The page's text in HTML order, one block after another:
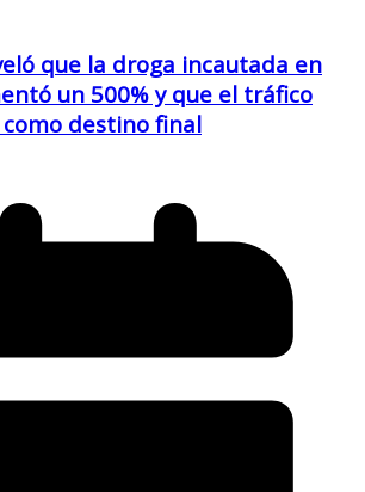
que la droga incautada en
un 500% y que el tráfico
destino final